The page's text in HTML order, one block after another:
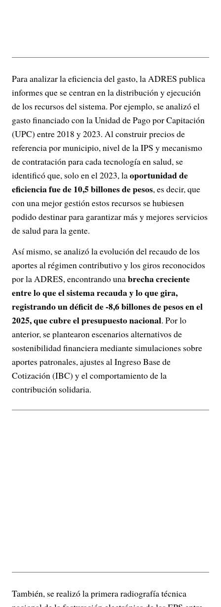
Para analizar la eficiencia del gasto, la ADRES publica
informes que se centran en la distribución y ejecución
de los recursos del sistema. Por ejemplo, se analizó el
gasto financiado con la Unidad de Pago por Capitación
(UPC) entre 2018 y 2023. Al construir precios de
referencia por municipio, nivel de la IPS y mecanismo
de contratación para cada tecnología en salud, se
identificó que, solo en el 2023, laoportunidad de
eficiencia fue de 10,5 billones de pesos, es decir, que
con una mejor gestión estos recursos se hubiesen
podido destinar para garantizar más y mejores servicios
de salud para la gente.
Así mismo, se analizó la evolución del recaudo de los
aportes al régimen contributivo y los giros reconocidos
por la ADRES, encontrando unabrecha creciente
entre lo que el sistema recauda y lo que gira,
registrando un déficit de -8,6 billones de pesos en el
2025, que cubre el presupuesto nacional. Por lo
anterior, se plantearon escenarios alternativos de
sostenibilidad financiera mediante simulaciones sobre
aportes patronales, ajustes al Ingreso Base de
Cotización (IBC) y el comportamiento de la
contribución solidaria.
También, se realizó la primera radiografía técnica